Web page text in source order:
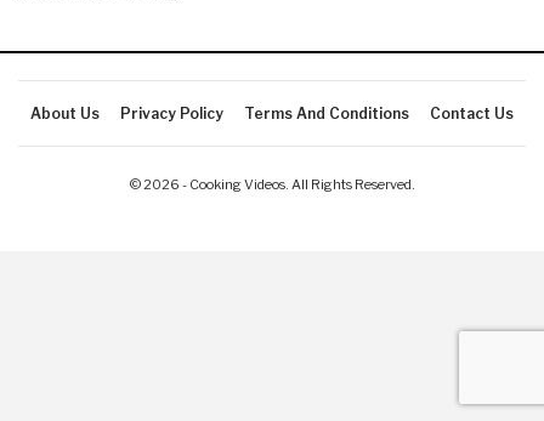
About Us Privacy Policy Terms And Conditions Contact Us
© 2026 - Cooking Videos. All Rights Reserved.